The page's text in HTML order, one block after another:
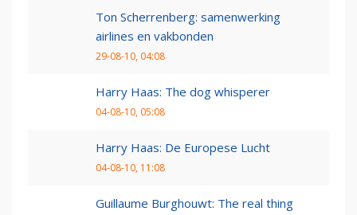
Ton Scherrenberg: samenwerking
airlines en vakbonden
29-08-10, 04:08
Harry Haas: The dog whisperer
04-08-10, 05:08
Harry Haas: De Europese Lucht
04-08-10, 11:08
Guillaume Burghouwt: The real thing